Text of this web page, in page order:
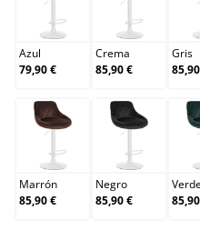
Azul
Azul
79,90 €
Crema
Crema
85,90 €
Gris
Marrón
Marrón
85,90 €
Negro
Negro
85,90 €